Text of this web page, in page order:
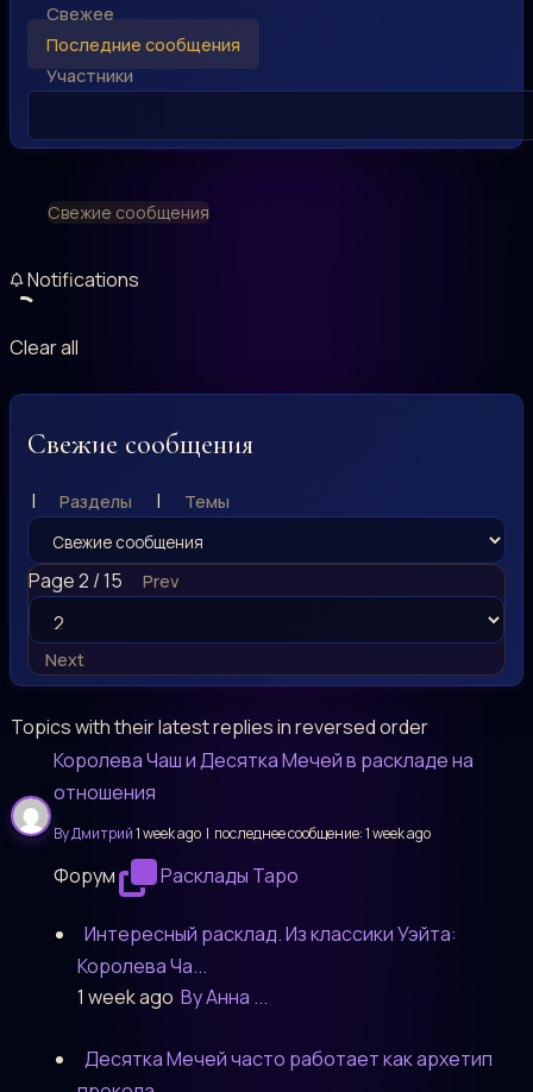
Свежее
Последние сообщения
Участники
Свежие сообщения
Notifications
Clear all
Свежие сообщения
| Разделы | Темы
Page 2 / 15 Prev
Next
Topics with their latest replies in reversed order
Королева Чаш и Десятка Мечей в раскладе на
отношения
By Дмитрий1 week ago | последнее сообщение:1 week ago
Форум Расклады Таро
Интересный расклад. Из классики Уэйта:
Королева Ча...
1 week ago By Анна ...
Десятка Мечей часто работает как архетип